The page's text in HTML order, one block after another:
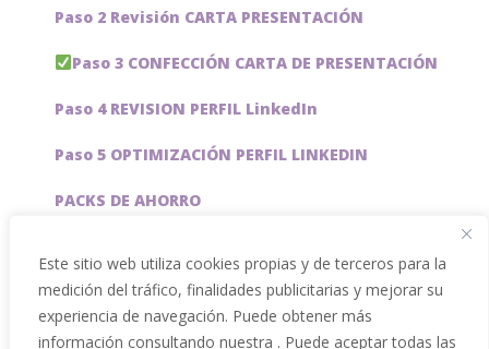
Este sitio web utiliza cookies propias y de terceros para la
medición del tráfico, finalidades publicitarias y mejorar su
experiencia de navegación. Puede obtener más
información consultando nuestra . Puede aceptar todas las
Paso 2 Revisión CARTA PRESENTACIÓN
Paso 3 CONFECCIÓN CARTA DE PRESENTACIÓN
Paso 4 REVISION PERFIL LinkedIn
Paso 5 OPTIMIZACIÓN PERFIL LINKEDIN
PACKS DE AHORRO
Servicios especiales